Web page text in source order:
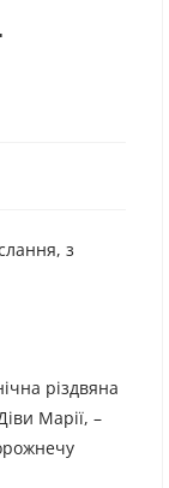
з
різдвяна
Марії, –